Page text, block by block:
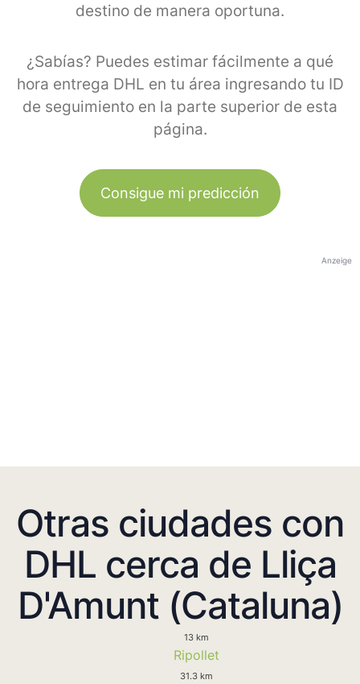
destino de manera oportuna.
¿Sabías? Puedes estimar fácilmente a qué
hora entrega DHL en tu área ingresando tu ID
de seguimiento en la parte superior de esta
página.
Consigue mi predicción
Anzeige
Otras ciudades con
DHL cerca de Lliça
D'Amunt (Cataluna)
13 km
Ripollet
31.3 km